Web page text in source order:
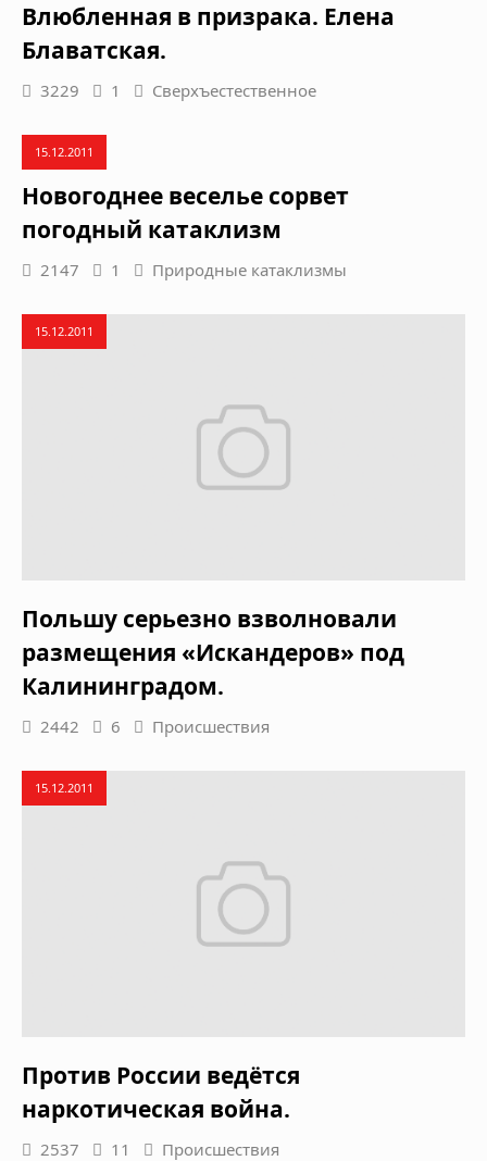
Влюбленная в призрака. Елена
Блаватская.
3229 1 Сверхъестественное
15.12.2011
Новогоднее веселье сорвет
погодный катаклизм
2147 1 Природные катаклизмы
15.12.2011
Польшу серьезно взволновали
размещения «Искандеров» под
Калининградом.
2442 6 Происшествия
15.12.2011
Против России ведётся
наркотическая война.
2537 11 Происшествия